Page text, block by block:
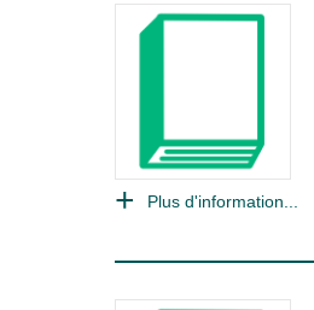
Plus d'information...